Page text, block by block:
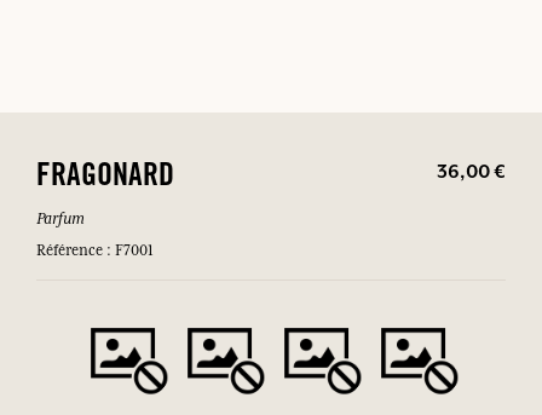
FRAGONARD 36,00 €
Parfum
Référence : F7001